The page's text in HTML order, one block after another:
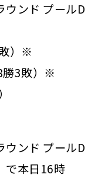
ンド プールD
）※
3敗）※
ンド プールD
で本日16時